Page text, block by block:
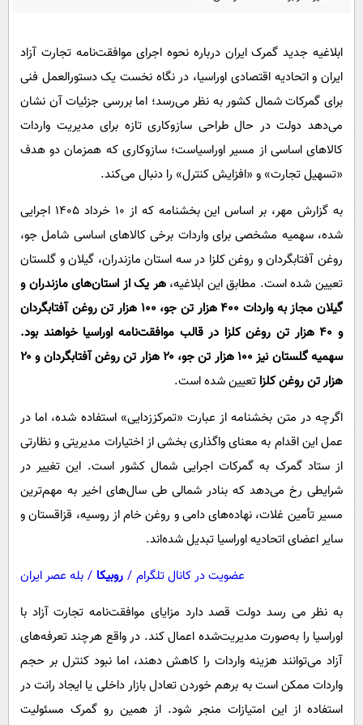
گوناگون
محیط زیست
سلامت
بین الملل
حیات وحش
سیاست خارجی
ابلاغیه جدید گمرک ایران درباره نحوه اجرای موافقت‌نامه تجارت آزاد
ایران و اتحادیه اقتصادی اوراسیا، در نگاه نخست یک دستورالعمل فنی
برای گمرکات شمال کشور به نظر می‌رسد؛ اما بررسی جزئیات آن نشان
می‌دهد دولت در حال طراحی سازوکاری تازه برای مدیریت واردات
کالاهای اساسی از مسیر اوراسیاست؛ سازوکاری که همزمان دو هدف
«تسهیل تجارت» و «افزایش کنترل» را دنبال می‌کند.
به گزارش مهر، بر اساس این بخشنامه که از ۱۰ خرداد ۱۴۰۵ اجرایی
شده، سهمیه مشخصی برای واردات برخی کالاهای اساسی شامل جو،
روغن آفتابگردان و روغن کلزا در سه استان مازندران، گیلان و گلستان
تعیین شده است. مطابق این ابلاغیه، هر یک از استان‌های مازندران و
گیلان مجاز به واردات ۴۰۰ هزار تن جو، ۱۰۰ هزار تن روغن آفتابگردان
و ۴۰ هزار تن روغن کلزا در قالب موافقت‌نامه اوراسیا خواهند بود.
سهمیه گلستان نیز ۱۰۰ هزار تن جو، ۲۰ هزار تن روغن آفتابگردان و ۲۰
هزار تن روغن کلزا تعیین شده است.
اگرچه در متن بخشنامه از عبارت «تمرکززدایی» استفاده شده، اما در
عمل این اقدام به معنای واگذاری بخشی از اختیارات مدیریتی و نظارتی
از ستاد گمرک به گمرکات اجرایی شمال کشور است. این تغییر در
شرایطی رخ می‌دهد که بنادر شمالی طی سال‌های اخیر به مهم‌ترین
مسیر تأمین غلات، نهاده‌های دامی و روغن خام از روسیه، قزاقستان و
سایر اعضای اتحادیه اوراسیا تبدیل شده‌اند.
عضویت در کانال تلگرام / روبیکا / بله عصر ایران
به نظر می رسد دولت قصد دارد مزایای موافقت‌نامه تجارت آزاد با
اوراسیا را به‌صورت مدیریت‌شده اعمال کند. در واقع هرچند تعرفه‌های
آزاد می‌توانند هزینه واردات را کاهش دهند، اما نبود کنترل بر حجم
واردات ممکن است به برهم خوردن تعادل بازار داخلی یا ایجاد رانت در
استفاده از این امتیازات منجر شود. از همین رو گمرک مسئولیت